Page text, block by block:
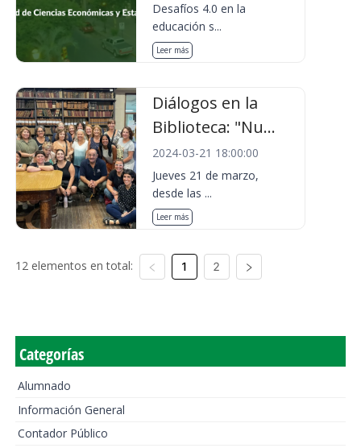
Desafíos 4.0 en la
educación s...
Leer más
Diálogos en la
Biblioteca: "Nu...
2024-03-21 18:00:00
Jueves 21 de marzo,
desde las ...
Leer más
12 elementos en total: 1 2
Categorías
Alumnado
Información General
Contador Público